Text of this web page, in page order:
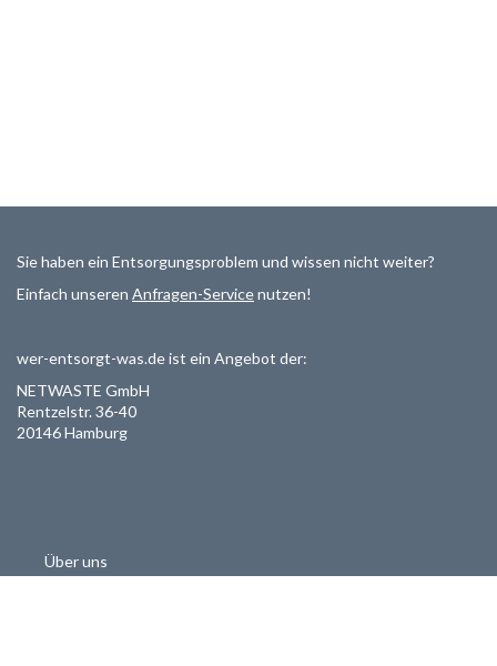
Sie haben ein Entsorgungsproblem und wissen nicht weiter?
Einfach unseren Anfragen-Servicenutzen!
wer-entsorgt-was.de ist ein Angebot der:
NETWASTE GmbH
Rentzelstr. 36-40
20146 Hamburg
Über uns